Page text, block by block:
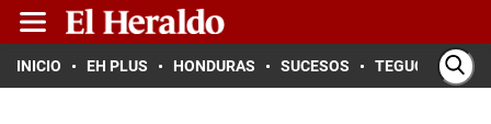
INICIO EH PLUS HONDURAS SUCESOS TEGUCIGALPA